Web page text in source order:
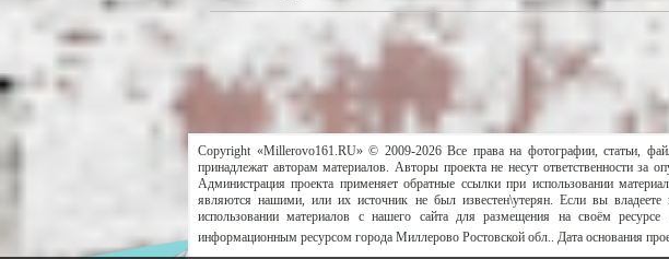
Copyright «Millerovo161.RU» © 2009-2026 Все права на фотографии, статьи,
принадлежат авторам материалов. Авторы проекта не несут ответственности за
Администрация проекта применяет обратные ссылки при использовании
являются нашими, или их источник не был известен\утерян. Если вы
использовании материалов с нашего сайта для размещения на своём
информационным ресурсом города Миллерово Ростовской обл.. Дата основания